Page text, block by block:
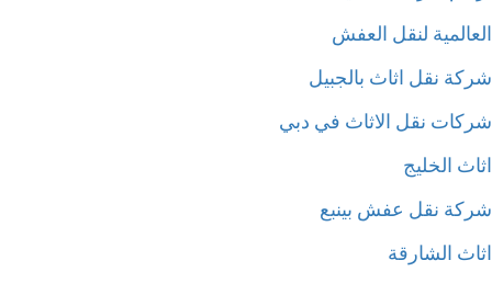
لنقل العفش
نقل اثاث بالجبيل
نقل الاثاث في دبي
الخليج
نقل عفش بينبع
الشارقة